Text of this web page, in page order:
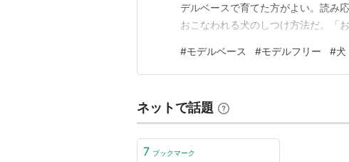
デルベースで育てた方がよい。読み
おこなわれる犬のしつけ方法だ。「
座りと言われて餌を見せられたとき
とは、「報酬は少なめ、自…
#モデルベース #モデルフリー #犬
ネットで話題
7 ブックマーク